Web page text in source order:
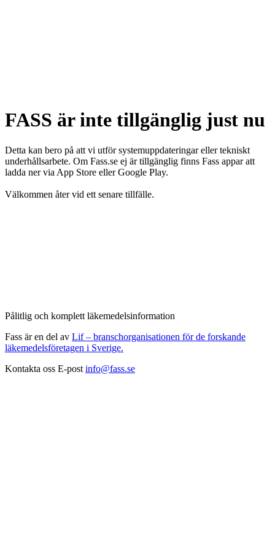
FASS är inte tillgänglig just nu
Detta kan bero på att vi utför systemuppdateringar eller tekniskt
underhållsarbete. Om Fass.se ej är tillgänglig finns Fass appar att
ladda ner via App Store eller Google Play.
Välkommen åter vid ett senare tillfälle.
Pålitlig och komplett läkemedelsinformation
Fass är en del av Lif – branschorganisationen för de forskande
läkemedelsföretagen i Sverige.
Kontakta oss E-post info@fass.se